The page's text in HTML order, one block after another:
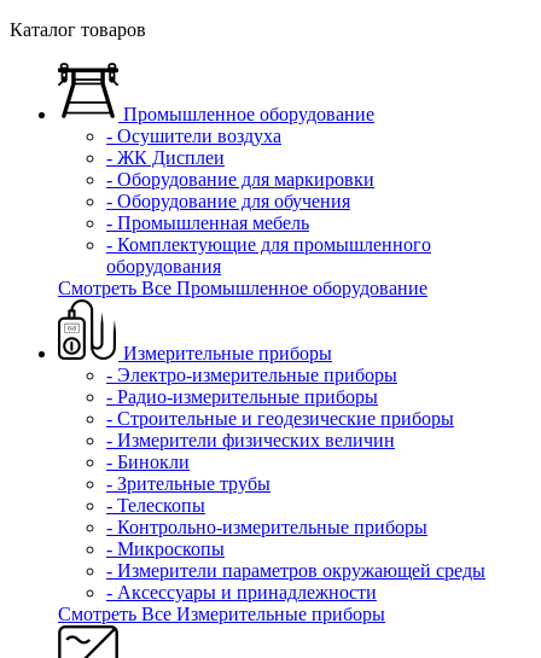
Каталог товаров
Промышленное оборудование
- Осушители воздуха
- ЖК Дисплеи
- Оборудование для маркировки
- Оборудование для обучения
- Промышленная мебель
- Комплектующие для промышленного
оборудования
Смотреть Все Промышленное оборудование
Измерительные приборы
- Электро-измерительные приборы
- Радио-измерительные приборы
- Строительные и геодезические приборы
- Измерители физических величин
- Бинокли
- Зрительные трубы
- Телескопы
- Контрольно-измерительные приборы
- Микроскопы
- Измерители параметров окружающей среды
- Аксессуары и принадлежности
Смотреть Все Измерительные приборы